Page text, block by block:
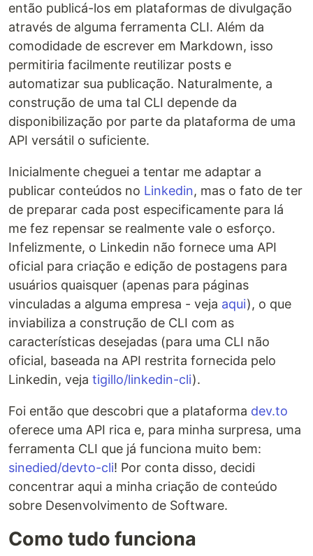
então publicá-los em plataformas de divulgação
através de alguma ferramenta CLI. Além da
comodidade de escrever em Markdown, isso
permitiria facilmente reutilizar posts e
automatizar sua publicação. Naturalmente, a
construção de uma tal CLI depende da
disponibilização por parte da plataforma de uma
API versátil o suficiente.
Inicialmente cheguei a tentar me adaptar a
publicar conteúdos no Linkedin, mas o fato de ter
de preparar cada post especificamente para lá
me fez repensar se realmente vale o esforço.
Infelizmente, o Linkedin não fornece uma API
oficial para criação e edição de postagens para
usuários quaisquer (apenas para páginas
vinculadas a alguma empresa - veja aqui), o que
inviabiliza a construção de CLI com as
características desejadas (para uma CLI não
oficial, baseada na API restrita fornecida pelo
Linkedin, veja tigillo/linkedin-cli).
Foi então que descobri que a plataforma dev.to
oferece uma API rica e, para minha surpresa, uma
ferramenta CLI que já funciona muito bem:
sinedied/devto-cli! Por conta disso, decidi
concentrar aqui a minha criação de conteúdo
sobre Desenvolvimento de Software.
Como tudo funciona